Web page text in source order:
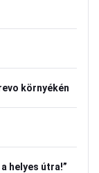
környékén
helyes útra!”